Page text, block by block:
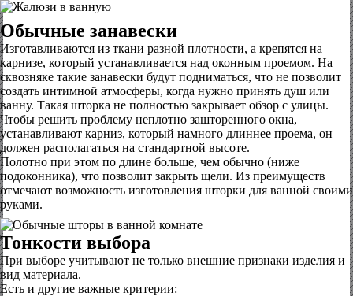
Обычные занавески
Изготавливаются из ткани разной плотности, а крепятся на
карнизе, который устанавливается над оконным проемом. На
сквозняке такие занавески будут подниматься, что не позволит
создать интимной атмосферы, когда нужно принять душ или
ванну. Такая шторка не полностью закрывает обзор с улицы.
Чтобы решить проблему неплотно зашторенного окна,
устанавливают карниз, который намного длиннее проема, он
должен располагаться на стандартной высоте.
Полотно при этом по длине больше, чем обычно (ниже
подоконника), что позволит закрыть щели. Из преимуществ
отмечают возможность изготовления шторки для ванной своими
руками.
Тонкости выбора
При выборе учитывают не только внешние признаки изделия и
вид материала.
Есть и другие важные критерии: